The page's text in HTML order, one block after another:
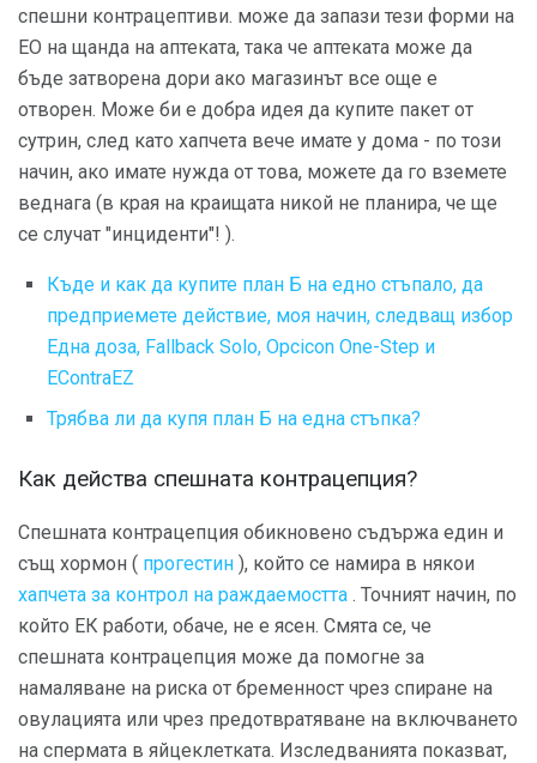
спешни контрацептиви. може да запази тези форми на
ЕО на щанда на аптеката, така че аптеката може да
бъде затворена дори ако магазинът все още е
отворен. Може би е добра идея да купите пакет от
сутрин, след като хапчета вече имате у дома - по този
начин, ако имате нужда от това, можете да го вземете
веднага (в края на краищата никой не планира, че ще
се случат "инциденти"! ).
Къде и как да купите план Б на едно стъпало, да
предприемете действие, моя начин, следващ избор
Една доза, Fallback Solo, Opcicon One-Step и
EContraEZ
Трябва ли да купя план Б на една стъпка?
Как действа спешната контрацепция?
Спешната контрацепция обикновено съдържа един и
същ хормон ( прогестин ), който се намира в някои
хапчета за контрол на раждаемостта . Точният начин, по
който ЕК работи, обаче, не е ясен. Смята се, че
спешната контрацепция може да помогне за
намаляване на риска от бременност чрез спиране на
овулацията или чрез предотвратяване на включването
на спермата в яйцеклетката. Изследванията показват,